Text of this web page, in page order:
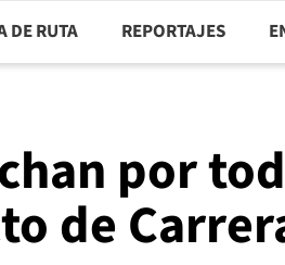
DE RUTA REPORTAJES
por
de